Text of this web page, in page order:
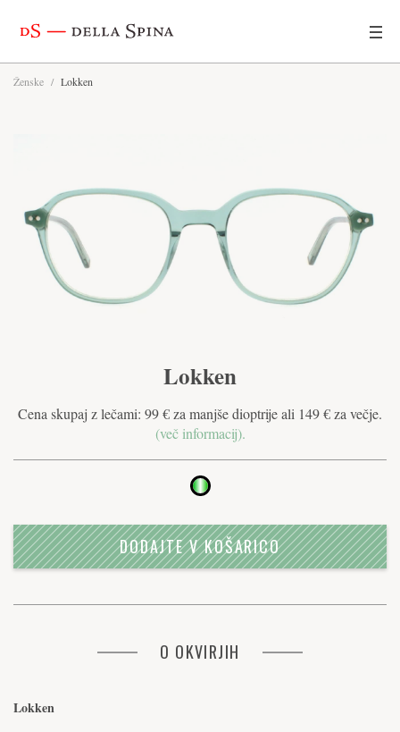
Ženske / Lokken
Lokken
Cena skupaj z lečami: 99 € za manjše dioptrije ali 149 € za večje.
(več informacij).
DODAJTE V KOŠARICO
O OKVIRJIH
Lokken